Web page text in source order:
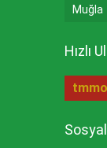
Muğla
Hızlı